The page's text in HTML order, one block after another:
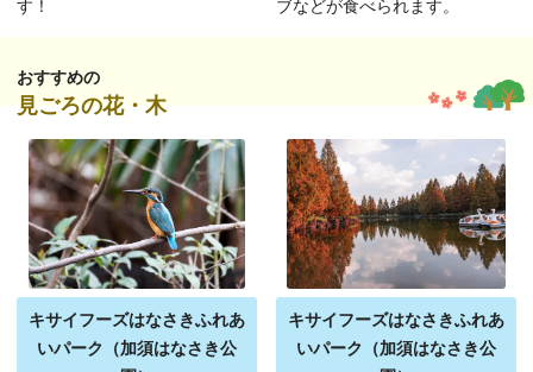
す！ ブなどが食べられます。
おすすめの
見ごろの花・木
キサイフーズはなさきふれあ
いパーク（加須はなさき公
キサイフーズはなさきふれあ
いパーク（加須はなさき公